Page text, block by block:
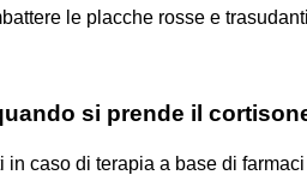
le placche rosse e
si prende il
caso di terapia a base di